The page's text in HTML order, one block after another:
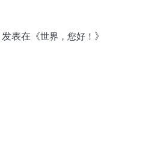
发表在《世界，您好！ 》